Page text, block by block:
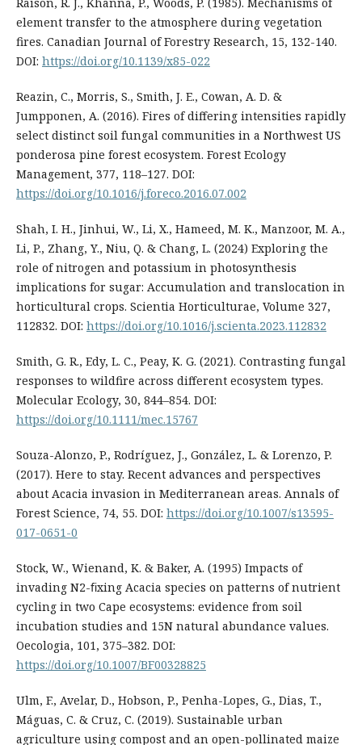
element transfer to the atmosphere during vegetation
fires. Canadian Journal of Forestry Research, 15, 132-140.
DOI: https://doi.org/10.1139/x85-022
Reazin, C., Morris, S., Smith, J. E., Cowan, A. D. &
Jumpponen, A. (2016). Fires of differing intensities rapidly
select distinct soil fungal communities in a Northwest US
ponderosa pine forest ecosystem. Forest Ecology
Management, 377, 118–127. DOI:
https://doi.org/10.1016/j.foreco.2016.07.002
Shah, I. H., Jinhui, W., Li, X., Hameed, M. K., Manzoor, M. A.,
Li, P., Zhang, Y., Niu, Q. & Chang, L. (2024) Exploring the
role of nitrogen and potassium in photosynthesis
implications for sugar: Accumulation and translocation in
horticultural crops. Scientia Horticulturae, Volume 327,
112832. DOI: https://doi.org/10.1016/j.scienta.2023.112832
Smith, G. R., Edy, L. C., Peay, K. G. (2021). Contrasting fungal
responses to wildfire across different ecosystem types.
Molecular Ecology, 30, 844–854. DOI:
https://doi.org/10.1111/mec.15767
Souza-Alonzo, P., Rodríguez, J., González, L. & Lorenzo, P.
(2017). Here to stay. Recent advances and perspectives
about Acacia invasion in Mediterranean areas. Annals of
Forest Science, 74, 55. DOI: https://doi.org/10.1007/s13595-
017-0651-0
Stock, W., Wienand, K. & Baker, A. (1995) Impacts of
invading N2-ﬁxing Acacia species on patterns of nutrient
cycling in two Cape ecosystems: evidence from soil
incubation studies and 15N natural abundance values.
Oecologia, 101, 375–382. DOI:
https://doi.org/10.1007/BF00328825
Ulm, F., Avelar, D., Hobson, P., Penha-Lopes, G., Dias, T.,
Máguas, C. & Cruz, C. (2019). Sustainable urban
agriculture using compost and an open-pollinated maize